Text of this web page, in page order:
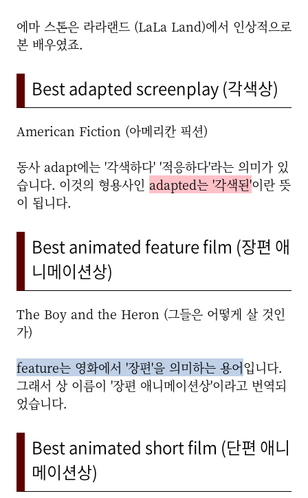
에마 스톤은 라라랜드 (LaLa Land)에서 인상적으로
본 배우였죠.
Best adapted screenplay (각색상)
American Fiction (아메리칸 픽션)
동사 adapt에는 '각색하다' '적응하다'라는 의미가 있
습니다. 이것의 형용사인 adapted는 '각색된'이란 뜻
이 됩니다.
Best animated feature film (장편 애
니메이션상)
The Boy and the Heron (그들은 어떻게 살 것인
가)
feature는 영화에서 '장편'을 의미하는 용어입니다.
그래서 상 이름이 '장편 애니메이션상'이라고 번역되
었습니다.
Best animated short film (단편 애니
메이션상)